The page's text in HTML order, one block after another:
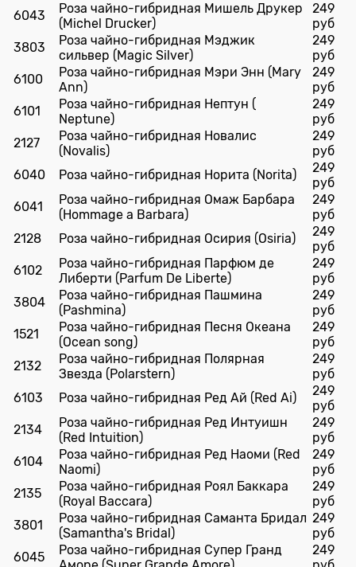
6043
Роза чайно-гибридная Мишель Друкер
(Michel Drucker)
249
руб
3803
Роза чайно-гибридная Мэджик
сильвер (Magic Silver)
249
руб
6100
Роза чайно-гибридная Мэри Энн (Mary
Ann)
249
руб
6101
Роза чайно-гибридная Нептун (
Neptune)
249
руб
2127
Роза чайно-гибридная Новалис
(Novalis)
249
руб
6040
Роза чайно-гибридная Норита (Norita)
249
руб
6041
Роза чайно-гибридная Омаж Барбара
(Hommage a Barbara)
249
руб
2128
Роза чайно-гибридная Осирия (Osiria)
249
руб
6102
Роза чайно-гибридная Парфюм де
Либерти (Parfum De Liberte)
249
руб
3804
Роза чайно-гибридная Пашмина
(Pashmina)
249
руб
1521
Роза чайно-гибридная Песня Океана
(Ocean song)
249
руб
2132
Роза чайно-гибридная Полярная
Звезда (Polarstern)
249
руб
6103
Роза чайно-гибридная Ред Ай (Red Ai)
249
руб
2134
Роза чайно-гибридная Ред Интуишн
(Red Intuition)
249
руб
6104
Роза чайно-гибридная Ред Наоми (Red
Naomi)
249
руб
2135
Роза чайно-гибридная Роял Баккара
(Royal Baccara)
249
руб
3801
Роза чайно-гибридная Саманта Бридал
(Samantha's Bridal)
249
руб
6045
Роза чайно-гибридная Супер Гранд
249